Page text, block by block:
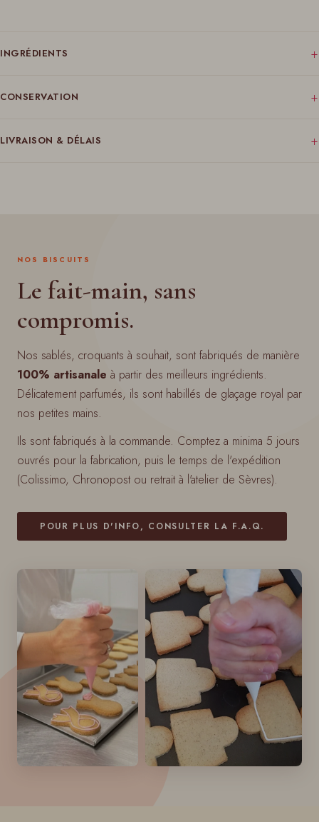
INGRÉDIENTS +
CONSERVATION +
LIVRAISON & DÉLAIS +
NOS BISCUITS
Le fait-main, sans
compromis.
Nos sablés, croquants à souhait, sont fabriqués de manière
100% artisanale à partir des meilleurs ingrédients.
Délicatement parfumés, ils sont habillés de glaçage royal par
nos petites mains.
Ils sont fabriqués à la commande. Comptez a minima 5 jours
ouvrés pour la fabrication, puis le temps de l'expédition
(Colissimo, Chronopost ou retrait à l'atelier de Sèvres).
POUR PLUS D'INFO, CONSULTER LA F.A.Q.